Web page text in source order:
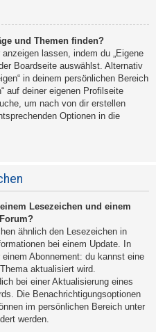
und Themen finden?
lassen, indem du „Eigene
Boardseite auswählst. Alternativ
in deinem persönlichen Bereich
auf deiner eigenen Profilseite
um nach von dir erstellen
Optionen in die
Lesezeichen und einem
ähnlich den Lesezeichen in
bei einem Update. In
Abonnement: du kannst eine
aktualisiert wird.
bei einer Aktualisierung eines
Die Benachrichtigungsoptionen
im persönlichen Bereich unter
werden.